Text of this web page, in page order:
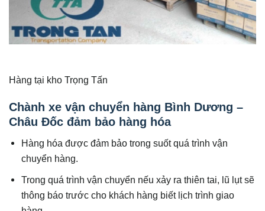
Hàng tại kho Trọng Tấn
Chành xe vận chuyển hàng Bình Dương –
Châu Đốc đảm bảo hàng hóa
Hàng hóa được đảm bảo trong suốt quá trình vận
chuyển hàng.
Trong quá trình vận chuyển nếu xảy ra thiên tai, lũ lụt sẽ
thông báo trước cho khách hàng biết lịch trình giao